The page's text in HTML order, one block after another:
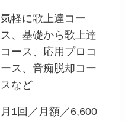
気軽に歌上達コー
ス、基礎から歌上達
コース、応用プロコ
ース、音痴脱却コー
スなど
月1回／月額／6,600